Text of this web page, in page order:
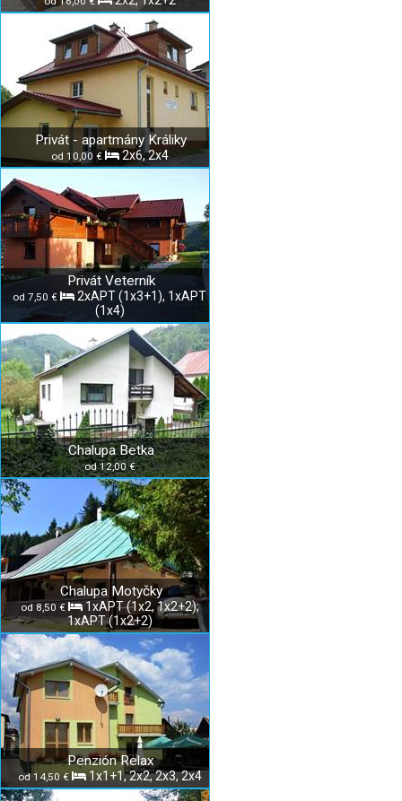
Privát - apartmány Králiky
od 10,00 € 2x6, 2x4
Privát Veterník
od 7,50 €
2xAPT (1x3+1), 1xAPT
(1x4)
Chalupa Betka
od 12,00 €
Chalupa Motyčky
od 8,50 €
1xAPT (1x2, 1x2+2);
1xAPT (1x2+2)
Penzión Relax
od 14,50 € 1x1+1, 2x2, 2x3, 2x4